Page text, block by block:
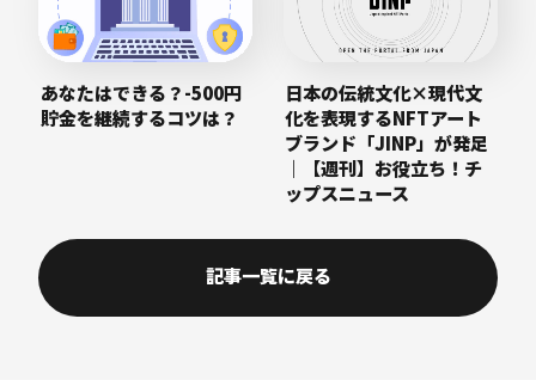
あなたはできる？-500円
貯金を継続するコツは？
日本の伝統文化×現代文
化を表現するNFTアート
ブランド「JINP」が発足
｜【週刊】お役立ち！チ
ップスニュース
記事一覧に戻る